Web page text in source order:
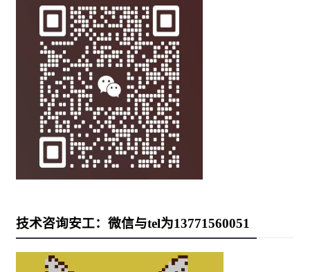
技术咨询安工：微信与tel为13771560051